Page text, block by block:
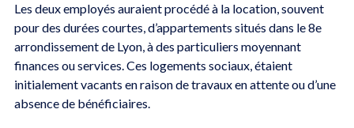
Les deux employés auraient procédé à la location, souvent
pour des durées courtes, d’appartements situés dans le 8e
arrondissement de Lyon, à des particuliers moyennant
finances ou services. Ces logements sociaux, étaient
initialement vacants en raison de travaux en attente ou d’une
absence de bénéficiaires.